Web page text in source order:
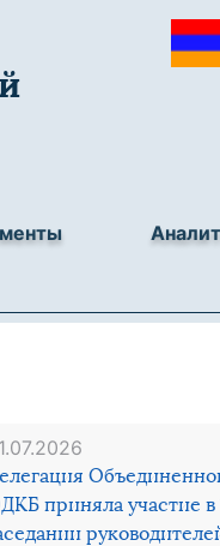
приняла участие